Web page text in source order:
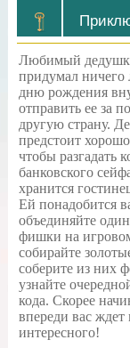
Любимый
придумал ничего
дню рождения
отправить ее за
другую страну.
предстоит
чтобы разгадать
банковского
хранится
Ей понадобится
объединяйте
фишки на
собирайте
соберите из них
узнайте
кода. Скорее
впереди вас ждет
интересного!